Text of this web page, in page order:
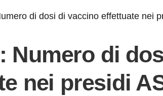
pane
di dosi di vaccino effettuate nei
Numero di
nei presidi